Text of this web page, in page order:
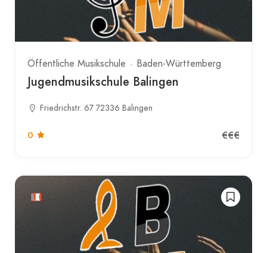
Öffentliche Musikschule Baden-Württemberg
Jugendmusikschule Balingen
Friedrichstr. 67 72336 Balingen
0 €€€